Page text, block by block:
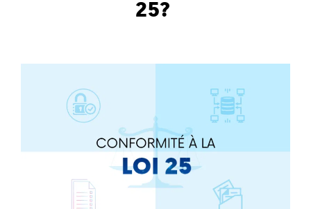
Liens rapides
Approche de travail
Carrière
Commerce électronique
Experts WordPress
25?